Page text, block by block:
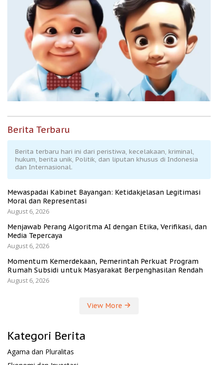
Berita Terbaru
Berita terbaru hari ini dari peristiwa, kecelakaan, kriminal,
hukum, berita unik, Politik, dan liputan khusus di Indonesia
dan Internasional.
Mewaspadai Kabinet Bayangan: Ketidakjelasan Legitimasi
Moral dan Representasi
August 6, 2026
Menjawab Perang Algoritma AI dengan Etika, Verifikasi, dan
Media Tepercaya
August 6, 2026
Momentum Kemerdekaan, Pemerintah Perkuat Program
Rumah Subsidi untuk Masyarakat Berpenghasilan Rendah
August 6, 2026
View More
Kategori Berita
Agama dan Pluralitas